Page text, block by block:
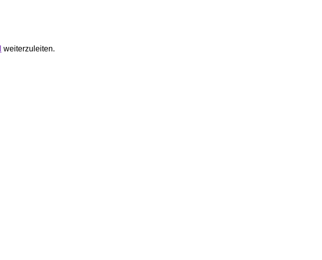
weiterzuleiten.